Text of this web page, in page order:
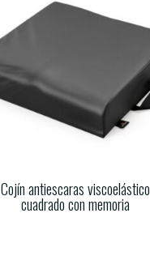
Cojín antiescaras viscoelástico
cuadrado con memoria